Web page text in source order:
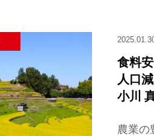
食料
人口
小川
農業